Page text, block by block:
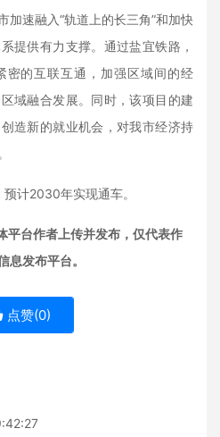
加速融入“轨道上的长三角”和加快
提供有力支撑。通过盐宜铁路，
密的互联互通，加强区域间的经
域融合发展。同时，该项目的建
造新的就业机会，对我市经济持
计2030年实现通车。
平台作者上传并发布，仅代表作
息发布平台。
点赞(0)